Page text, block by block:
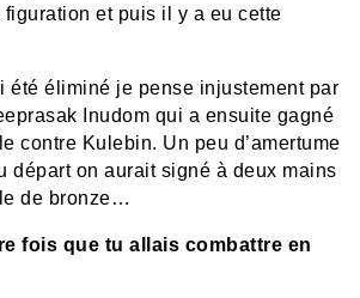
et puis il y a eu cette
été éliminé je pense injustement par
Inudom qui a ensuite gagné
contre Kulebin. Un peu d’amertume
départ on aurait signé à deux mains
de bronze…
fois que tu allais combattre en